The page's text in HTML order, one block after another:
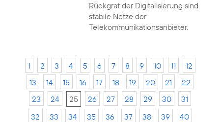
Rückgrat der Digitalisierung sind
stabile Netze der
Telekommunikationsanbieter.
1 2 3 4 5 6 7 8 9 10 11
12
13
14 15 16 17 18 19 20 21
22
23
24 25 26 27 28 29 30
31
32
33 34 35 36 37 38 39
40